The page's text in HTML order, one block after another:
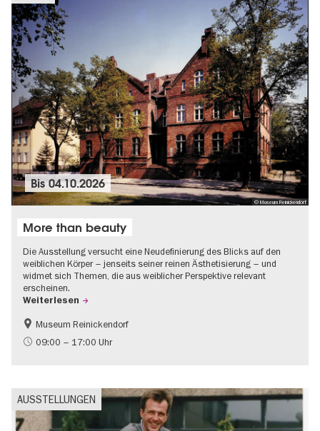
© Museum Reinickendorf
Bis04.10.2026
More than beauty
Die Ausstellung versucht eine Neudefinierung des Blicks auf den
weiblichen Körper – jenseits seiner reinen Ästhetisierung – und
widmet sich Themen, die aus weiblicher Perspektive relevant
erscheinen.
Weiterlesen
Gratis
Zeitgenössische Kunst
Museum Reinickendorf
09:00 – 17:00 Uhr
AUSSTELLUNGEN